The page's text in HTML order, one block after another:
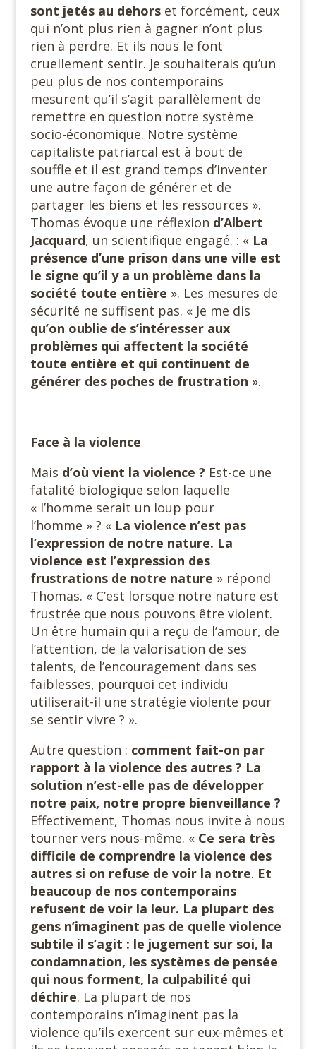
sont jetés au dehorset forcément, ceux
qui n’ont plus rien à gagner n’ont plus
rien à perdre. Et ils nous le font
cruellement sentir. Je souhaiterais qu’un
peu plus de nos contemporains
mesurent qu’il s’agit parallèlement de
remettre en question notre système
socio-économique. Notre système
capitaliste patriarcal est à bout de
souffle et il est grand temps d’inventer
une autre façon de générer et de
partager les biens et les ressources ».
Thomas évoque une réflexion d’Albert
Jacquard, un scientifique engagé. : « La
présence d’une prison dans une ville est
le signe qu’il y a un problème dans la
société toute entière ». Les mesures de
sécurité ne suffisent pas. « Je me dis
qu’on oublie de s’intéresser aux
problèmes qui affectent la société
toute entière et qui continuent de
générer des poches de frustration ».
Face à la violence
Mais d’où vient la violence ? Est-ce une
fatalité biologique selon laquelle
« l’homme serait un loup pour
l’homme » ? « La violence n’est pas
l’expression de notre nature. La
violence est l’expression des
frustrations de notre nature » répond
Thomas. « C’est lorsque notre nature est
frustrée que nous pouvons être violent.
Un être humain qui a reçu de l’amour, de
l’attention, de la valorisation de ses
talents, de l’encouragement dans ses
faiblesses, pourquoi cet individu
utiliserait-il une stratégie violente pour
se sentir vivre ? ».
Autre question : comment fait-on par
rapport à la violence des autres ? La
solution n’est-elle pas de développer
notre paix, notre propre bienveillance ?
Effectivement, Thomas nous invite à nous
tourner vers nous-même. « Ce sera très
difficile de comprendre la violence des
autres si on refuse de voir la notre. Et
beaucoup de nos contemporains
refusent de voir la leur. La plupart des
gens n’imaginent pas de quelle violence
subtile il s’agit : le jugement sur soi, la
condamnation, les systèmes de pensée
qui nous forment, la culpabilité qui
déchire. La plupart de nos
contemporains n’imaginent pas la
violence qu’ils exercent sur eux-mêmes et